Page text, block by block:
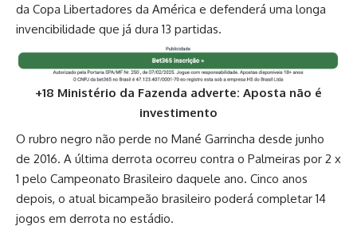
da Copa Libertadores da América e defenderá uma longa
invencibilidade que já dura 13 partidas.
+18 Ministério da Fazenda adverte: Aposta não é
investimento
O rubro negro não perde no Mané Garrincha desde junho
de 2016. A última derrota ocorreu contra o Palmeiras por 2 x
1 pelo Campeonato Brasileiro daquele ano. Cinco anos
depois, o atual bicampeão brasileiro poderá completar 14
jogos em derrota no estádio.